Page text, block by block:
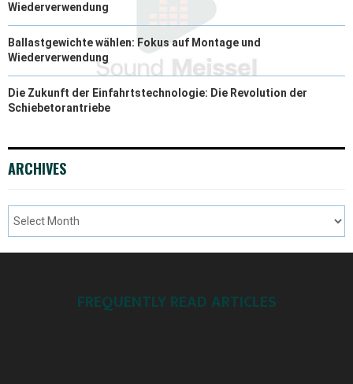
Wiederverwendung
Ballastgewichte wählen: Fokus auf Montage und
Wiederverwendung
Die Zukunft der Einfahrtstechnologie: Die Revolution der
Schiebetorantriebe
ARCHIVES
FREQUENTLY READ ARTICLES